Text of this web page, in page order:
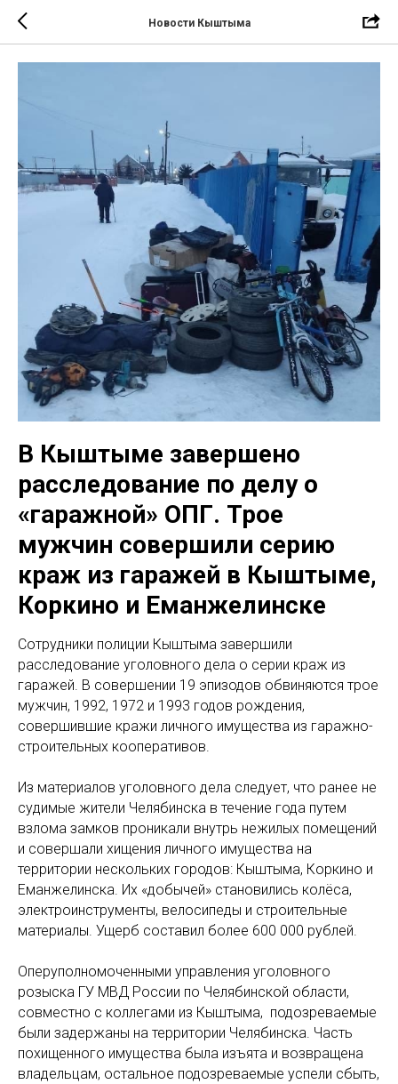
Новости Кыштыма
В Кыштыме завершено
расследование по делу о
«гаражной» ОПГ. Трое
мужчин совершили серию
краж из гаражей в Кыштыме,
Коркино и Еманжелинске
Сотрудники полиции Кыштыма завершили
расследование уголовного дела о серии краж из
гаражей. В совершении 19 эпизодов обвиняются трое
мужчин, 1992, 1972 и 1993 годов рождения,
совершившие кражи личного имущества из гаражно-
строительных кооперативов.
Из материалов уголовного дела следует, что ранее не
судимые жители Челябинска в течение года путем
взлома замков проникали внутрь нежилых помещений
и совершали хищения личного имущества на
территории нескольких городов: Кыштыма, Коркино и
Еманжелинска. Их «добычей» становились колёса,
электроинструменты, велосипеды и строительные
материалы. Ущерб составил более 600 000 рублей.
Оперуполномоченными управления уголовного
розыска ГУ МВД России по Челябинской области,
совместно с коллегами из Кыштыма, подозреваемые
были задержаны на территории Челябинска. Часть
похищенного имущества была изъята и возвращена
владельцам, остальное подозреваемые успели сбыть,